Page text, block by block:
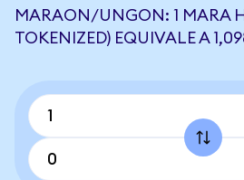
MARAON/UNGON: 1 MARA
TOKENIZED) EQUIVALE A